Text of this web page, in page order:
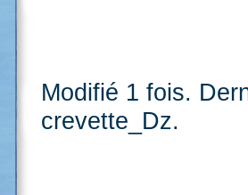
Modifié 1 fois.
crevette_Dz.